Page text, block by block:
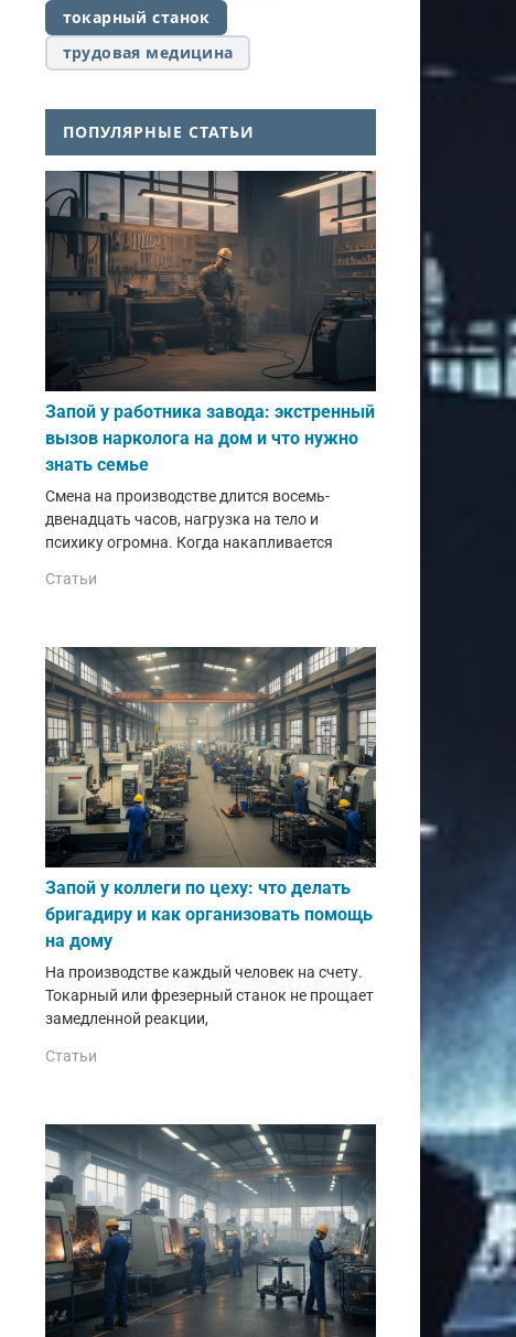
токарный станок
трудовая медицина
ПОПУЛЯРНЫЕ СТАТЬИ
Запой у работника завода: экстренный
вызов нарколога на дом и что нужно
знать семье
Смена на производстве длится восемь-
двенадцать часов, нагрузка на тело и
психику огромна. Когда накапливается
Статьи
Запой у коллеги по цеху: что делать
бригадиру и как организовать помощь
на дому
На производстве каждый человек на счету.
Токарный или фрезерный станок не прощает
замедленной реакции,
Статьи